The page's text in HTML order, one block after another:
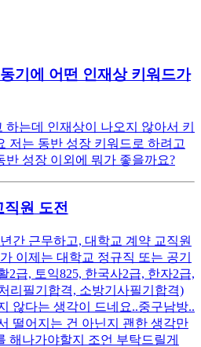
기에 어떤 인재상 키워드가
는데 인재상이 나오지 않아서 키
저는 동반 성장 키워드로 하려고
반 성장 이외에 뭐가 좋을까요?
직원 도전
간 근무하고, 대학교 계약 교직원
이제는 대학교 정규직 또는 공기
2급, 토익825, 한국사2급, 한자2급,
리필기합격, 소방기사필기합격)
않다는 생각이 드네요..중구남방..
떨어지는 건 아닌지 괜한 생각만
해나가야할지 조언 부탁드릴게